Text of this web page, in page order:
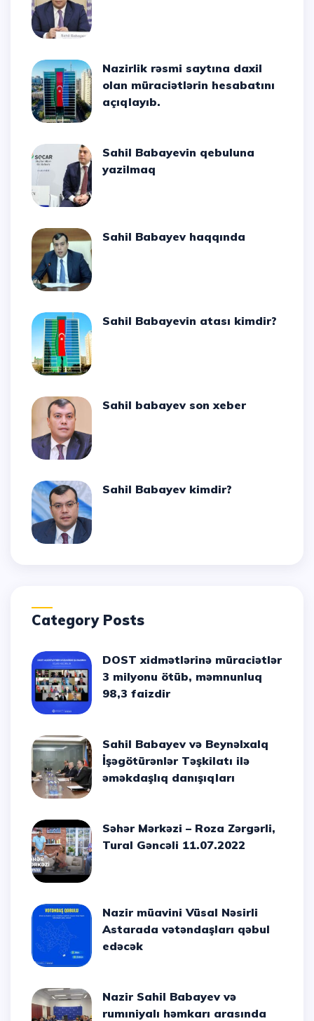
Nazirlik rəsmi saytına daxil
olan müraciətlərin hesabatını
açıqlayıb.
Sahil Babayevin qebuluna
yazilmaq
Sahil Babayev haqqında
Sahil Babayevin atası kimdir?
Sahil babayev son xeber
Sahil Babayev kimdir?
Category Posts
DOST xidmətlərinə müraciətlər
3 milyonu ötüb, məmnunluq
98,3 faizdir
Sahil Babayev və Beynəlxalq
İşəgötürənlər Təşkilatı ilə
əməkdaşlıq danışıqları
Səhər Mərkəzi – Roza Zərgərli,
Tural Gəncəli 11.07.2022
Nazir müavini Vüsal Nəsirli
Astarada vətəndaşları qəbul
edəcək
Nazir Sahil Babayev və
rumıniyalı həmkarı arasında